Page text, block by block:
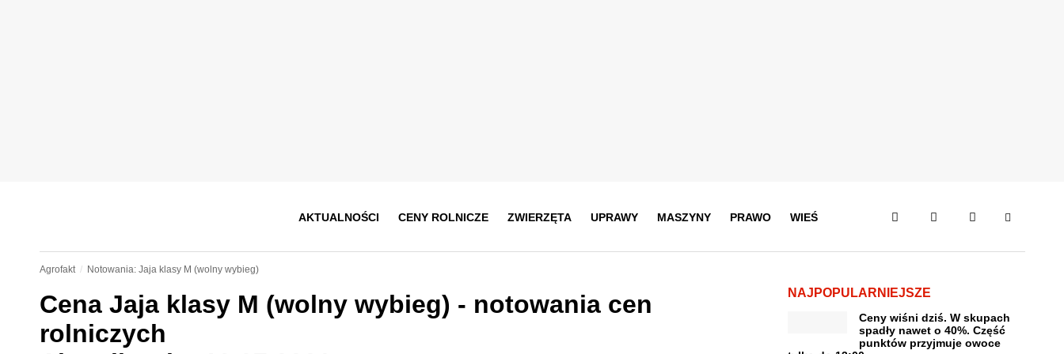
AKTUALNOŚCI CENY ROLNICZE ZWIERZĘTA UPRAWY MASZYNY PRAWO WIEŚ
Agrofakt Notowania: Jaja klasy M (wolny wybieg)
Cena Jaja klasy M (wolny wybieg) - notowania cen
rolniczych
NAJPOPULARNIEJSZE
Ceny wiśni dziś. W skupach
spadły nawet o 40%. Część
punktów przyjmuje owoce